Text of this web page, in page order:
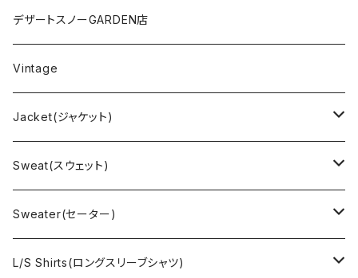
デザートスノーGARDEN店
Vintage
Jacket(ジャケット)
US Military(ユーエスミリタリー)
EURO Military(ユーロミリタリー）
Ralph Laurne(ラルフローレン)
Sweat(スウェット)
Champion(チャンピオン)
Reverse Weave(リバースウィーブ)
Sweater(セーター)
Ralph Lauren(ラルフローレン)
L/S Shirts(ロングスリーブシャツ)